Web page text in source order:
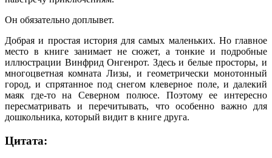
Он обязательно доплывет.
Добрая и простая история для самых маленьких. Но главное
место в книге занимает не сюжет, а тонкие и подробные
иллюстрации Винфрид Онгенрот. Здесь и белые просторы, и
многоцветная комната Лизы, и геометрически монотонный
город, и спрятанное под снегом клеверное поле, и далекий
маяк где-то на Северном полюсе. Поэтому ее интересно
пересматривать и перечитывать, что особенно важно для
дошкольника, который видит в книге друга.
Цитата: